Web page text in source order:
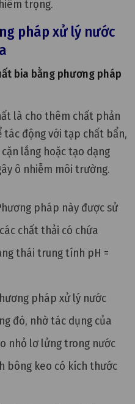
trọng.
pháp xử lý nước
bia bằng phương pháp
là cho thêm chất phản
tác động với tạp chất bẩn,
lắng hoặc tạo dạng
ô nhiễm môi trường.
pháp này được sử
chất thải có chứa
thái trung tính pH =
pháp xử lý nước
đó, nhờ tác dụng của
nhỏ lơ lửng trong nước
bông keo có kích thước